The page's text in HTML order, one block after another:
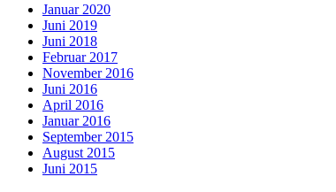
Januar 2020
Juni 2019
Juni 2018
Februar 2017
November 2016
Juni 2016
April 2016
Januar 2016
September 2015
August 2015
Juni 2015